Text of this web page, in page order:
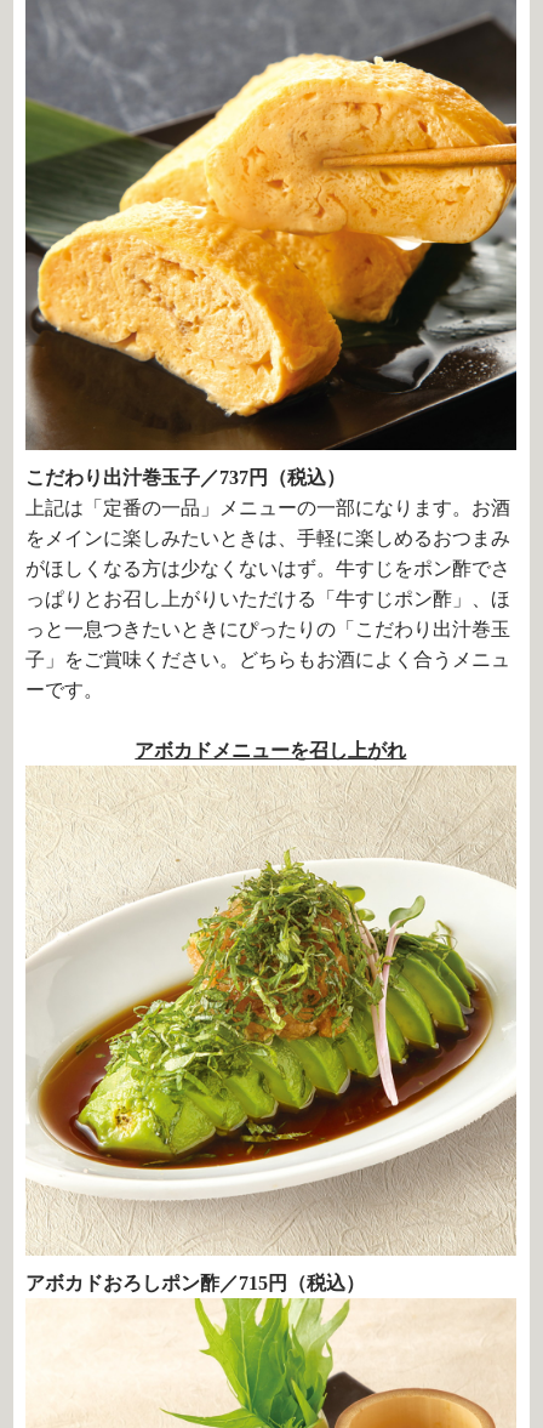
こだわり出汁巻玉子／737円（税込）
上記は「定番の一品」メニューの一部になります。お酒
をメインに楽しみたいときは、手軽に楽しめるおつまみ
がほしくなる方は少なくないはず。牛すじをポン酢でさ
っぱりとお召し上がりいただける「牛すじポン酢」、ほ
っと一息つきたいときにぴったりの「こだわり出汁巻玉
子」をご賞味ください。どちらもお酒によく合うメニュ
ーです。
アボカドメニューを召し上がれ
アボカドおろしポン酢／715円（税込）